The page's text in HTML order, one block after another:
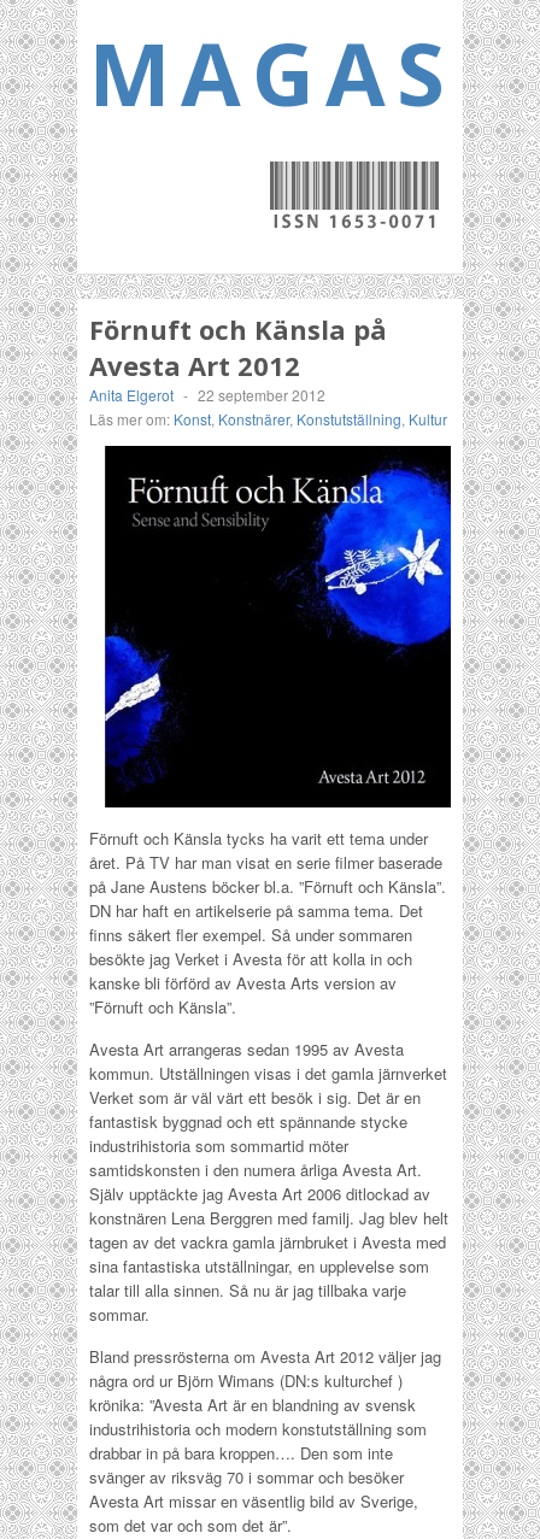
Förnuft och Känsla på
Avesta Art 2012
Anita Elgerot - 22 september 2012
Läs mer om: Konst, Konstnärer, Konstutställning, Kultur
Förnuft och Känsla tycks ha varit ett tema under
året. På TV har man visat en serie filmer baserade
på Jane Austens böcker bl.a. ”Förnuft och Känsla”.
DN har haft en artikelserie på samma tema. Det
finns säkert fler exempel. Så under sommaren
besökte jag Verket i Avesta för att kolla in och
kanske bli förförd av Avesta Arts version av
”Förnuft och Känsla”.
Avesta Art arrangeras sedan 1995 av Avesta
kommun. Utställningen visas i det gamla järnverket
Verket som är väl värt ett besök i sig. Det är en
fantastisk byggnad och ett spännande stycke
industrihistoria som sommartid möter
samtidskonsten i den numera årliga Avesta Art.
Själv upptäckte jag Avesta Art 2006 ditlockad av
konstnären Lena Berggren med familj. Jag blev helt
tagen av det vackra gamla järnbruket i Avesta med
sina fantastiska utställningar, en upplevelse som
talar till alla sinnen. Så nu är jag tillbaka varje
sommar.
Bland pressrösterna om Avesta Art 2012 väljer jag
några ord ur Björn Wimans (DN:s kulturchef )
krönika: ”Avesta Art är en blandning av svensk
industrihistoria och modern konstutställning som
drabbar in på bara kroppen…. Den som inte
svänger av riksväg 70 i sommar och besöker
Avesta Art missar en väsentlig bild av Sverige,
som det var och som det är”.